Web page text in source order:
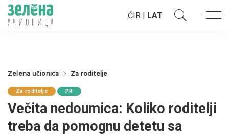
ĆIR | LAT
Zelena učionica Za roditelje
Za roditelje PR
Večita nedoumica: Koliko roditelji
treba da pomognu detetu sa